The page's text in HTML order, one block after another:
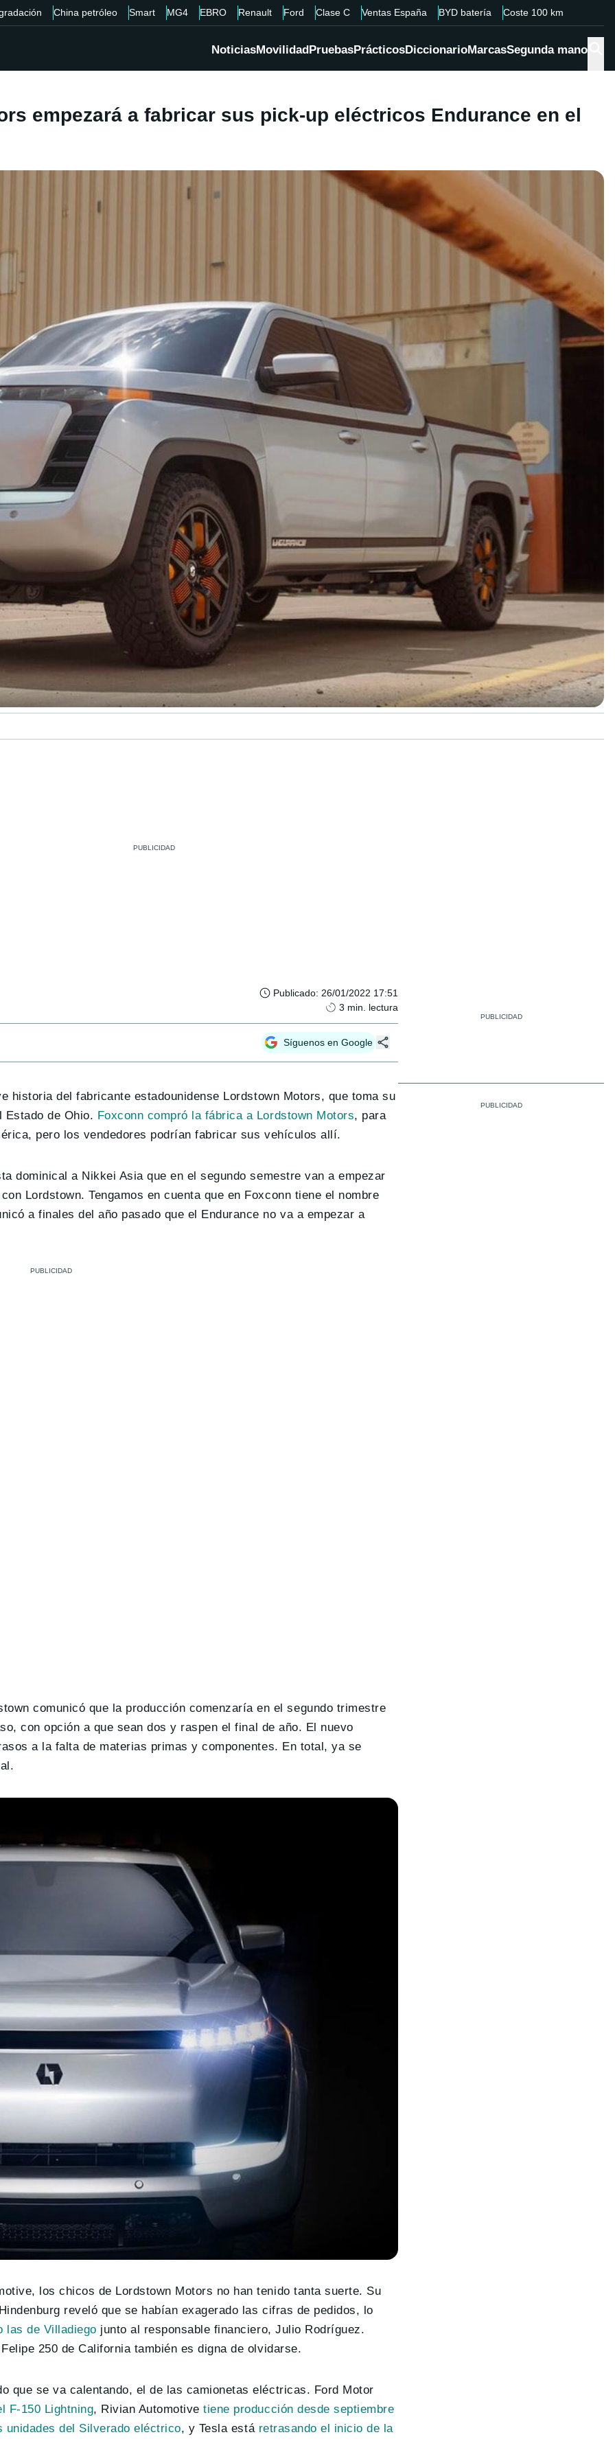
China petróleo Smart MG4 EBRO Renault Ford Clase C Ventas España BYD batería Coste 100 km
NoticiasMovilidadPruebasPrácticosDiccionarioMarcasSegunda mano
empezará a fabricar sus pick-up eléctricos Endurance en el
Publicado: 26/01/2022 17:51
3 min. lectura
Síguenos en Google
historia del fabricante estadounidense Lordstown Motors, que toma su
Estado de Ohio. Foxconn compró la fábrica a Lordstown Motors, para
pero los vendedores podrían fabricar sus vehículos allí.
dominical a Nikkei Asia que en el segundo semestre van a empezar
Lordstown. Tengamos en cuenta que en Foxconn tiene el nombre
a finales del año pasado que el Endurance no va a empezar a
comunicó que la producción comenzaría en el segundo trimestre
con opción a que sean dos y raspen el final de año. El nuevo
a la falta de materias primas y componentes. En total, ya se
los chicos de Lordstown Motors no han tenido tanta suerte. Su
reveló que se habían exagerado las cifras de pedidos, lo
las de Villadiego junto al responsable financiero, Julio Rodríguez.
250 de California también es digna de olvidarse.
que se va calentando, el de las camionetas eléctricas. Ford Motor
F-150 Lightning, Rivian Automotivetiene producción desde septiembre
unidades del Silverado eléctrico, y Tesla está retrasando el inicio de la